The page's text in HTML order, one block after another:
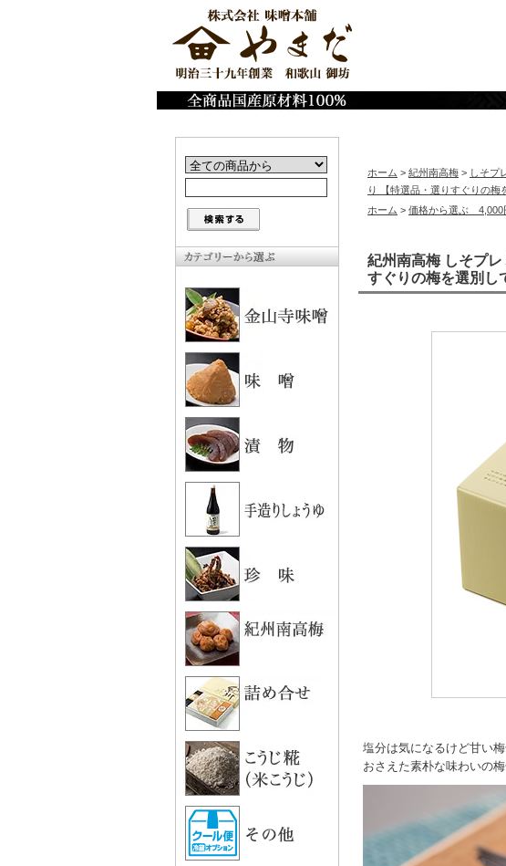
ホーム > 紀州南高梅 > しそプ
り 【特選品・選りすぐりの梅
ホーム > 価格から選ぶ 4,000
紀州南高梅 しそプ
すぐりの梅を選別し
塩分は気になるけど甘い
おさえた素朴な味わいの梅